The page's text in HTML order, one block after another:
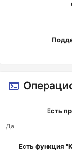
Есть
Да
Есть функция